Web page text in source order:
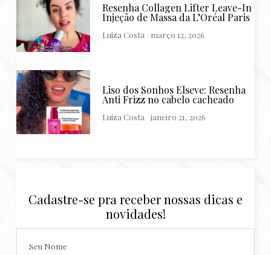
Resenha Collagen Lifter Leave-In
Injeção de Massa da L’Oréal Paris
Luiza Costa março 12, 2026
Liso dos Sonhos Elseve: Resenha
Anti Frizz no cabelo cacheado
Luiza Costa janeiro 21, 2026
Cadastre-se pra receber nossas dicas e
novidades!
Seu Nome